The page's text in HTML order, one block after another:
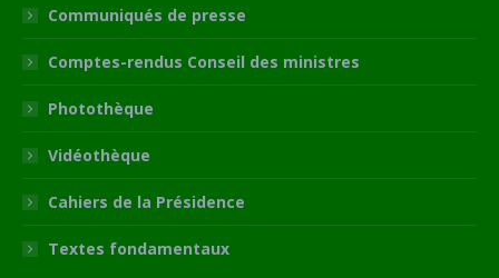
Communiqués de presse
Comptes-rendus Conseil des ministres
Photothèque
Vidéothèque
Cahiers de la Présidence
Textes fondamentaux